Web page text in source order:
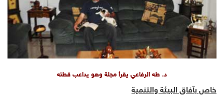
د. طه الرفاعي يقرأ مجلة وهو يداعب قطته
خاص بآفاق البيئة والتنمية